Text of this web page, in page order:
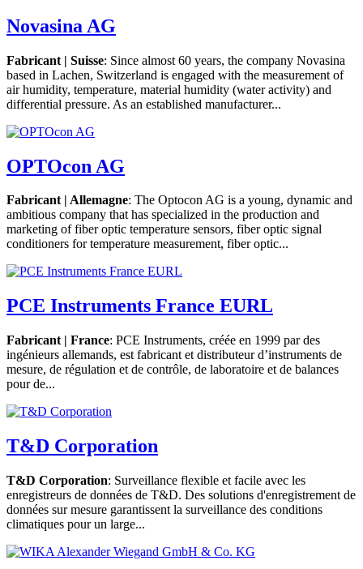
Novasina AG
Fabricant | Suisse: Since almost 60 years, the company Novasina
based in Lachen, Switzerland is engaged with the measurement of
air humidity, temperature, material humidity (water activity) and
differential pressure. As an established manufacturer...
OPTOcon AG
Fabricant | Allemagne: The Optocon AG is a young, dynamic and
ambitious company that has specialized in the production and
marketing of fiber optic temperature sensors, fiber optic signal
conditioners for temperature measurement, fiber optic...
PCE Instruments France EURL
Fabricant | France: PCE Instruments, créée en 1999 par des
ingénieurs allemands, est fabricant et distributeur d’instruments de
mesure, de régulation et de contrôle, de laboratoire et de balances
pour de...
T&D Corporation
T&D Corporation: Surveillance flexible et facile avec les
enregistreurs de données de T&D. Des solutions d'enregistrement de
données sur mesure garantissent la surveillance des conditions
climatiques pour un large...